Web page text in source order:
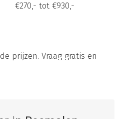
€270,- tot €930,-
prijzen. Vraag gratis en